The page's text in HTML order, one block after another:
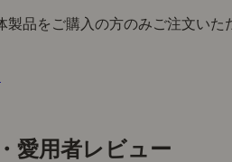
品をご購入の方のみご注文いた
愛用者レビュー